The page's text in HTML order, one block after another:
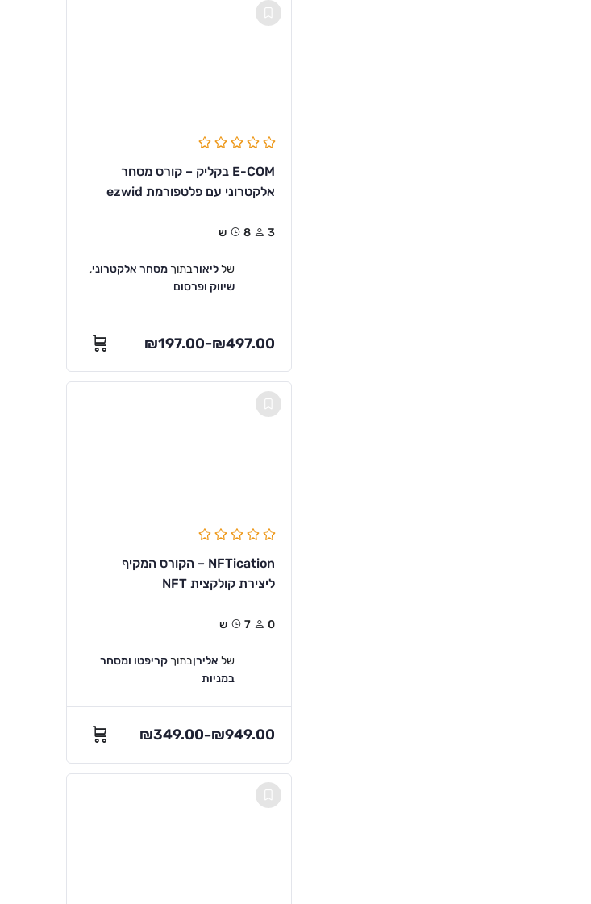
E-COM בקליק – קורס מסחר
אלקטרוני עם פלטפורמת ezwid
3 8ש
שלליאורבתוך מסחר אלקטרוני,
שיווק ופרסום
₪197.00–₪497.00
NFTication – הקורס המקיף
ליצירת קולקצית NFT
0 7ש
של אלירןבתוך קריפטו ומסחר
במניות
₪349.00–₪949.00